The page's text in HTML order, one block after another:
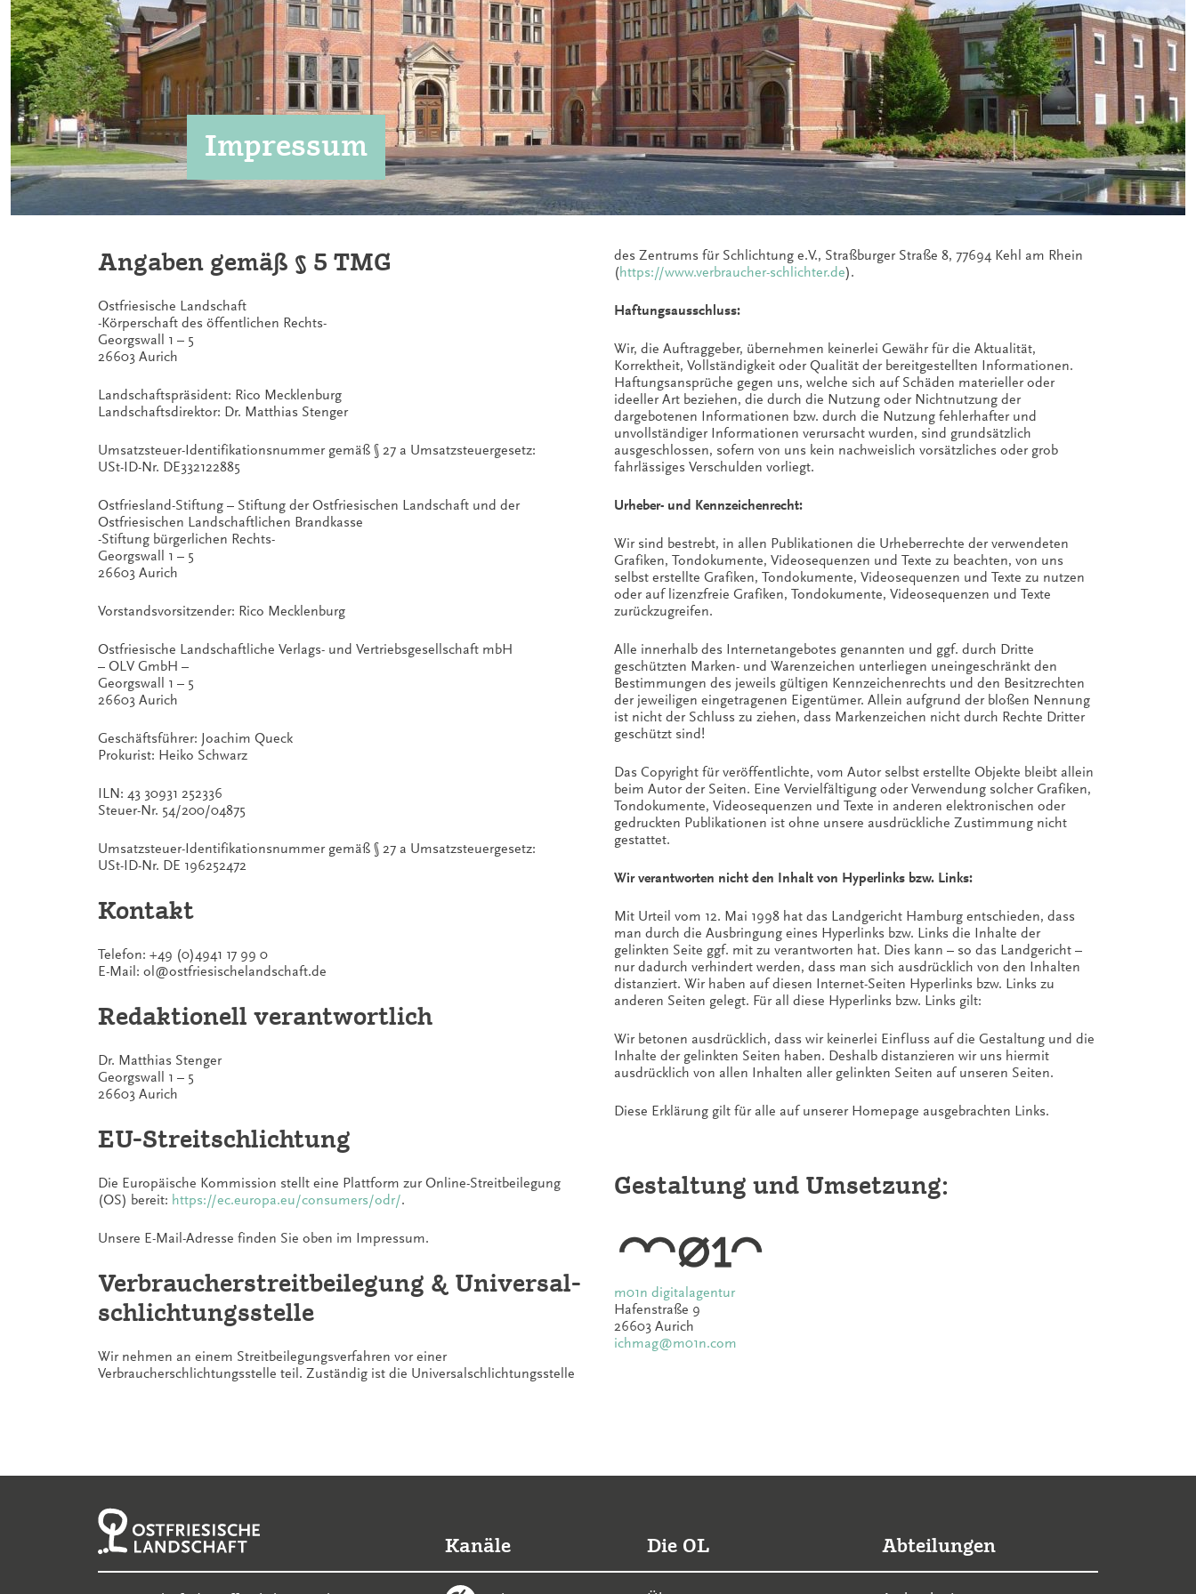
Impressum
Angaben gemäß § 5 TMG
Ostfriesische Landschaft
-Körperschaft des öffentlichen Rechts-
Georgswall 1 – 5
26603 Aurich
Landschaftspräsident: Rico Mecklenburg
Landschaftsdirektor: Dr. Matthias Stenger
Umsatzsteuer-Identifikationsnummer gemäß § 27 a Umsatzsteuergesetz:
USt-ID-Nr. DE332122885
Ostfriesland-Stiftung – Stiftung der Ostfriesischen Landschaft und der
Ostfriesischen Landschaftlichen Brandkasse
-Stiftung bürgerlichen Rechts-
Georgswall 1 – 5
26603 Aurich
Vorstandsvorsitzender: Rico Mecklenburg
Ostfriesische Landschaftliche Verlags- und Vertriebsgesellschaft mbH
– OLV GmbH –
Georgswall 1 – 5
26603 Aurich
Geschäftsführer: Joachim Queck
Prokurist: Heiko Schwarz
ILN: 43 30931 252336
Steuer-Nr. 54/200/04875
Umsatzsteuer-Identifikationsnummer gemäß § 27 a Umsatzsteuergesetz:
USt-ID-Nr. DE 196252472
Kontakt
Telefon: +49 (0)4941 17 99 0
E-Mail: ol@ostfriesischelandschaft.de
Redaktionell verantwortlich
Dr. Matthias Stenger
Georgswall 1 – 5
26603 Aurich
EU-Streitschlichtung
Die Europäische Kommission stellt eine Plattform zur Online-Streitbeilegung
(OS) bereit: https://ec.europa.eu/consumers/odr/.
Unsere E-Mail-Adresse finden Sie oben im Impressum.
Verbraucher­streit­beilegung & Universal­
schlichtungs­stelle
Wir nehmen an einem Streitbeilegungsverfahren vor einer
Verbraucherschlichtungsstelle teil. Zuständig ist die Universalschlichtungsstelle
des Zentrums für Schlichtung e.V., Straßburger Straße 8, 77694 Kehl am Rhein
(https://www.verbraucher-schlichter.de).
Haftungsausschluss:
Wir, die Auftraggeber, übernehmen keinerlei Gewähr für die Aktualität,
Korrektheit, Vollständigkeit oder Qualität der bereitgestellten Informationen.
Haftungsansprüche gegen uns, welche sich auf Schäden materieller oder
ideeller Art beziehen, die durch die Nutzung oder Nichtnutzung der
dargebotenen Informationen bzw. durch die Nutzung fehlerhafter und
unvollständiger Informationen verursacht wurden, sind grundsätzlich
ausgeschlossen, sofern von uns kein nachweislich vorsätzliches oder grob
fahrlässiges Verschulden vorliegt.
Urheber- und Kennzeichenrecht:
Wir sind bestrebt, in allen Publikationen die Urheberrechte der verwendeten
Grafiken, Tondokumente, Videosequenzen und Texte zu beachten, von uns
selbst erstellte Grafiken, Tondokumente, Videosequenzen und Texte zu nutzen
oder auf lizenzfreie Grafiken, Tondokumente, Videosequenzen und Texte
zurückzugreifen.
Alle innerhalb des Internetangebotes genannten und ggf. durch Dritte
geschützten Marken- und Warenzeichen unterliegen uneingeschränkt den
Bestimmungen des jeweils gültigen Kennzeichenrechts und den Besitzrechten
der jeweiligen eingetragenen Eigentümer. Allein aufgrund der bloßen Nennung
ist nicht der Schluss zu ziehen, dass Markenzeichen nicht durch Rechte Dritter
geschützt sind!
Das Copyright für veröffentlichte, vom Autor selbst erstellte Objekte bleibt allein
beim Autor der Seiten. Eine Vervielfältigung oder Verwendung solcher Grafiken,
Tondokumente, Videosequenzen und Texte in anderen elektronischen oder
gedruckten Publikationen ist ohne unsere ausdrückliche Zustimmung nicht
gestattet.
Wir verantworten nicht den Inhalt von Hyperlinks bzw. Links:
Mit Urteil vom 12. Mai 1998 hat das Landgericht Hamburg entschieden, dass
man durch die Ausbringung eines Hyperlinks bzw. Links die Inhalte der
gelinkten Seite ggf. mit zu verantworten hat. Dies kann – so das Landgericht –
nur dadurch verhindert werden, dass man sich ausdrücklich von den Inhalten
distanziert. Wir haben auf diesen Internet-Seiten Hyperlinks bzw. Links zu
anderen Seiten gelegt. Für all diese Hyperlinks bzw. Links gilt:
Wir betonen ausdrücklich, dass wir keinerlei Einfluss auf die Gestaltung und die
Inhalte der gelinkten Seiten haben. Deshalb distanzieren wir uns hiermit
ausdrücklich von allen Inhalten aller gelinkten Seiten auf unseren Seiten.
Diese Erklärung gilt für alle auf unserer Homepage ausgebrachten Links.
Gestaltung und Umsetzung:
m01n digitalagentur
Hafenstraße 9
26603 Aurich
ichmag@m01n.com
Kanäle Die OL Abteilungen